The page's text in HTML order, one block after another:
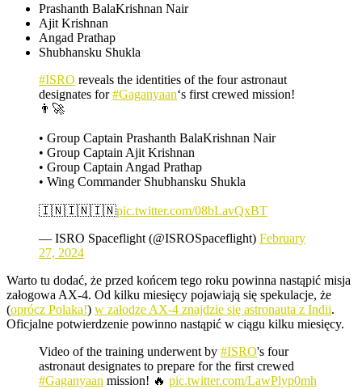
Prashanth BalaKrishnan Nair
Ajit Krishnan
Angad Prathap
Shubhansku Shukla
#ISRO reveals the identities of the four astronaut
designates for#Gaganyaan‘s first crewed mission!
👨‍🚀
• Group Captain Prashanth BalaKrishnan Nair
• Group Captain Ajit Krishnan
• Group Captain Angad Prathap
• Wing Commander Shubhansku Shukla
🇮🇳🇮🇳🇮🇳pic.twitter.com/08bLavQxBT
— ISRO Spaceflight (@ISROSpaceflight) February
27, 2024
Warto tu dodać, że przed końcem tego roku powinna nastąpić misja
załogowa AX-4. Od kilku miesięcy pojawiają się spekulacje, że
(oprócz Polaka!) w załodze AX-4 znajdzie się astronauta z Indii.
Oficjalne potwierdzenie powinno nastąpić w ciągu kilku miesięcy.
Video of the training underwent by #ISRO's four
astronaut designates to prepare for the first crewed
#Gaganyaan mission! 🔥 pic.twitter.com/LawPlyp0mh